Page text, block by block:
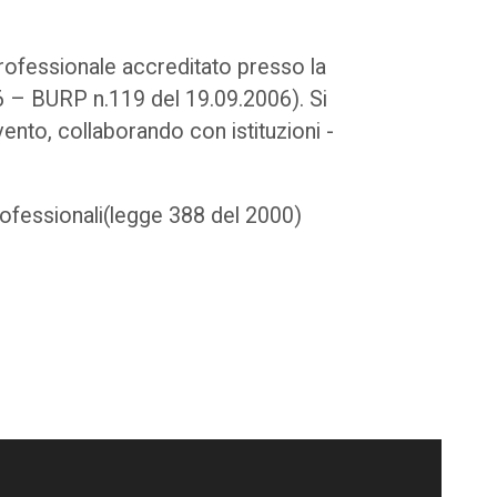
accreditato presso la
– BURP n.119 del 19.09.2006). Si
collaborando con istituzioni -
388 del 2000)